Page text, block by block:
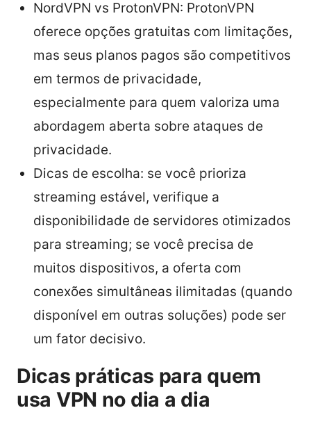
NordVPN vs ProtonVPN: ProtonVPN
oferece opções gratuitas com limitações,
mas seus planos pagos são competitivos
em termos de privacidade,
especialmente para quem valoriza uma
abordagem aberta sobre ataques de
privacidade.
Dicas de escolha: se você prioriza
streaming estável, verifique a
disponibilidade de servidores otimizados
para streaming; se você precisa de
muitos dispositivos, a oferta com
conexões simultâneas ilimitadas (quando
disponível em outras soluções) pode ser
um fator decisivo.
Dicas práticas para quem
usa VPN no dia a dia